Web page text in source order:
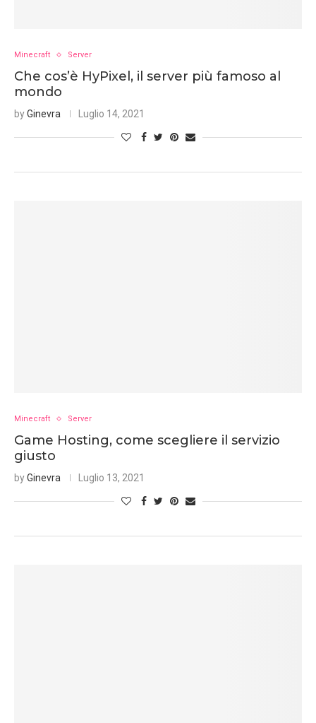
Minecraft Server
Che cos’è HyPixel, il server più famoso al
mondo
byGinevra Luglio 14, 2021
Minecraft Server
Game Hosting, come scegliere il servizio
giusto
byGinevra Luglio 13, 2021